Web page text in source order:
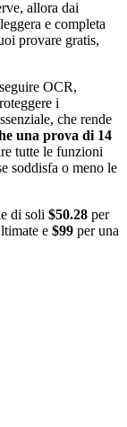
allora dai
e completa
provare gratis,
OCR,
i
che rende
una prova di 14
tutte le funzioni
soddisfa o meno le
di soli $50.28 per
e $99 per una